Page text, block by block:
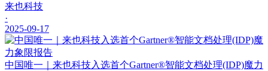
来也科技
·
2025-09-17
中国唯一｜来也科技入选首个Gartner®智能文档处理(IDP)魔力